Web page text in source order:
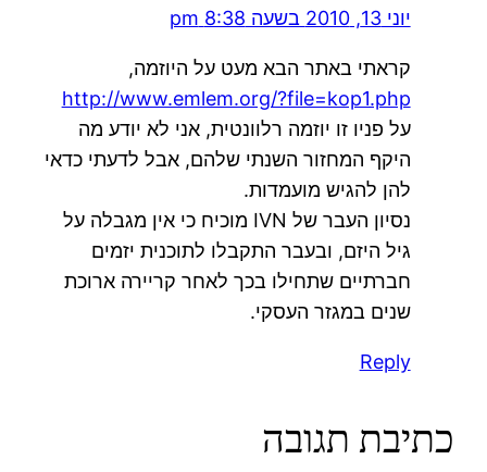
יוני 13, 2010 בשעה 8:38 pm
קראתי באתר הבא מעט על היוזמה,
http://www.emlem.org/?file=kop1.php
על פניו זו יוזמה רלוונטית, אני לא יודע מה
היקף המחזור השנתי שלהם, אבל לדעתי כדאי
להן להגיש מועמדות.
נסיון העבר של IVN מוכיח כי אין מגבלה על
גיל היזם, ובעבר התקבלו לתוכנית יזמים
חברתיים שתחילו בכך לאחר קריירה ארוכת
שנים במגזר העסקי.
Reply
כתיבת תגובה